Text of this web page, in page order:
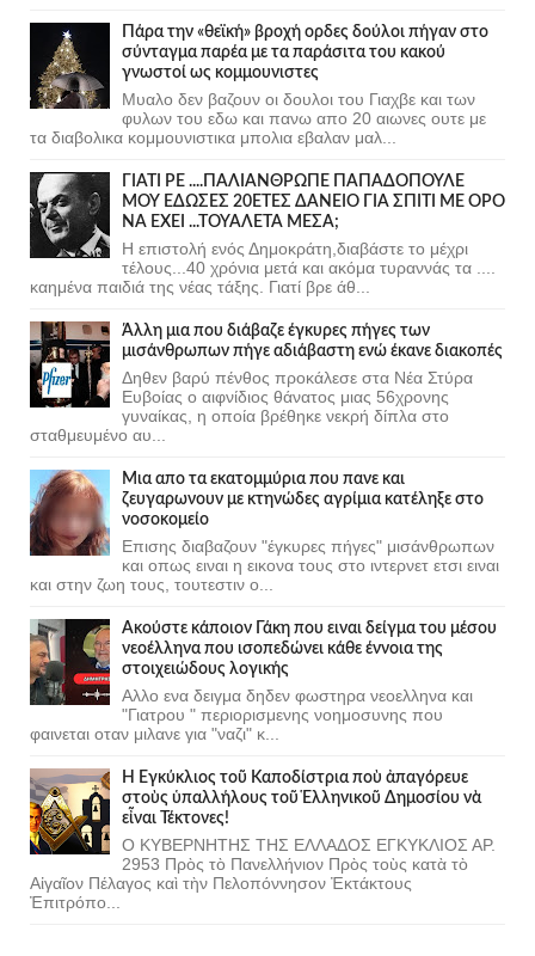
Πάρα την «θεϊκή» βροχή ορδες δούλοι πήγαν στο
σύνταγμα παρέα με τα παράσιτα του κακού
γνωστοί ως κομμουνιστες
Μυαλο δεν βαζουν οι δουλοι του Γιαχβε και των
φυλων του εδω και πανω απο 20 αιωνες ουτε με
τα διαβολικα κομμουνιστικα μπολια εβαλαν μαλ...
ΓΙΑΤΙ ΡΕ ....ΠΑΛΙΑΝΘΡΩΠΕ ΠΑΠΑΔΟΠΟΥΛΕ
ΜΟΥ ΕΔΩΣΕΣ 20ΕΤΕΣ ΔΑΝΕΙΟ ΓΙΑ ΣΠΙΤΙ ΜΕ ΟΡΟ
ΝΑ ΕΧΕΙ ...ΤΟΥΑΛΕΤΑ ΜΕΣΑ;
Η επιστολή ενός Δημοκράτη,διαβάστε το μέχρι
τέλους...40 χρόνια μετά και ακόμα τυραννάς τα ....
καημένα παιδιά της νέας τάξης. Γιατί βρε άθ...
Άλλη μια που διάβαζε έγκυρες πήγες των
μισάνθρωπων πήγε αδιάβαστη ενώ έκανε διακοπές
Δηθεν βαρύ πένθος προκάλεσε στα Νέα Στύρα
Ευβοίας ο αιφνίδιος θάνατος μιας 56χρονης
γυναίκας, η οποία βρέθηκε νεκρή δίπλα στο
σταθμευμένο αυ...
Μια απο τα εκατομμύρια που πανε και
ζευγαρωνουν με κτηνώδες αγρίμια κατέληξε στο
νοσοκομείο
Επισης διαβαζουν "έγκυρες πήγες" μισάνθρωπων
και οπως ειναι η εικονα τους στο ιντερνετ ετσι ειναι
και στην ζωη τους, τουτεστιν ο...
Ακούστε κάποιον Γάκη που ειναι δείγμα του μέσου
νεοέλληνα που ισοπεδώνει κάθε έννοια της
στοιχειώδους λογικής
Αλλο ενα δειγμα δηδεν φωστηρα νεοελληνα και
"Γιατρου " περιορισμενης νοημοσυνης που
φαινεται οταν μιλανε για "ναζι" κ...
Ἡ Ἐγκύκλιος τοῦ Καποδίστρια ποὺ ἀπαγόρευε
στοὺς ὑπαλλήλους τοῦ Ἑλληνικοῦ Δημοσίου νὰ
εἶναι Τέκτονες!
Ο ΚΥΒΕΡΝΗΤΗΣ ΤΗΣ ΕΛΛΑΔΟΣ ΕΓΚΥΚΛΙΟΣ ΑΡ.
2953 Πρὸς τὸ Πανελλήνιον Πρὸς τοὺς κατὰ τὸ
Αἰγαῖον Πέλαγος καὶ τὴν Πελοπόννησον Ἐκτάκτους
Ἐπιτρόπο...